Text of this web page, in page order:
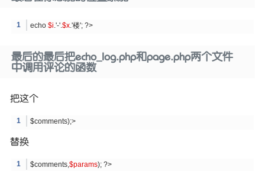
echo$i .'-'.$x .'楼'; ?>
最后的最后把echo_log.php和page.php两个文件
中调用评论的函数
把这个
$comments);>
替换
$comments,$params); ?>